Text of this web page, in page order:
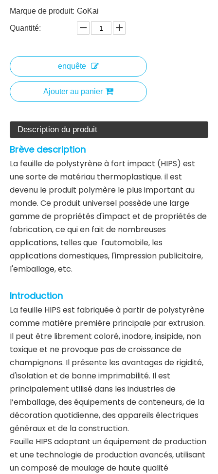
Marque de produit: GoKai
Quantité:
enquête
Ajouter au panier
Description du produit
Brève description
La feuille de polystyrène à fort impact (HIPS) est
une sorte de matériau thermoplastique. il est
devenu le produit polymère le plus important au
monde. Ce produit universel possède une large
gamme de propriétés d'impact et de propriétés de
fabrication, ce qui en fait de nombreuses
applications, telles que l'automobile, les
applications domestiques, l'impression publicitaire,
l'emballage, etc.
Introduction
La feuille HIPS est fabriquée à partir de polystyrène
comme matière première principale par extrusion.
Il peut être librement coloré, inodore, insipide, non
toxique et ne provoque pas de croissance de
champignons. Il présente les avantages de rigidité,
d'isolation et de bonne imprimabilité. Il est
principalement utilisé dans les industries de
l’emballage, des équipements de conteneurs, de la
décoration quotidienne, des appareils électriques
généraux et de la construction.
Feuille HIPS adoptant un équipement de production
et une technologie de production avancés, utilisant
un composé de moulage de haute qualité